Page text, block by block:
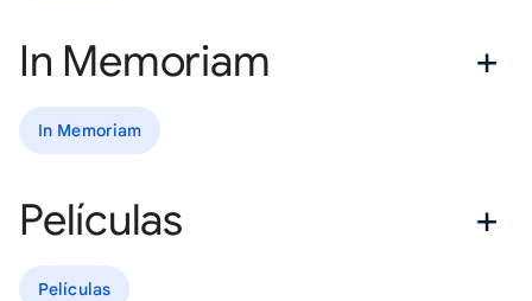
In Memoriam
In Memoriam
Películas
Películas